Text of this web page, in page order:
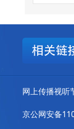
网上传播视听
京公网安备